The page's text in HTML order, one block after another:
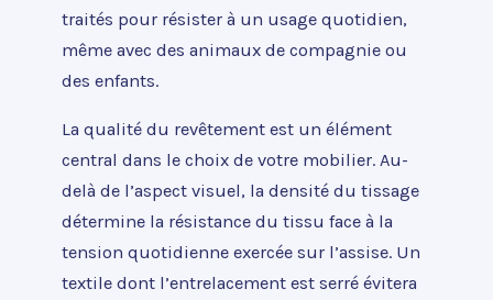
traités pour résister à un usage quotidien,
même avec des animaux de compagnie ou
des enfants.
La qualité du revêtement est un élément
central dans le choix de votre mobilier. Au-
delà de l’aspect visuel, la densité du tissage
détermine la résistance du tissu face à la
tension quotidienne exercée sur l’assise. Un
textile dont l’entrelacement est serré évitera